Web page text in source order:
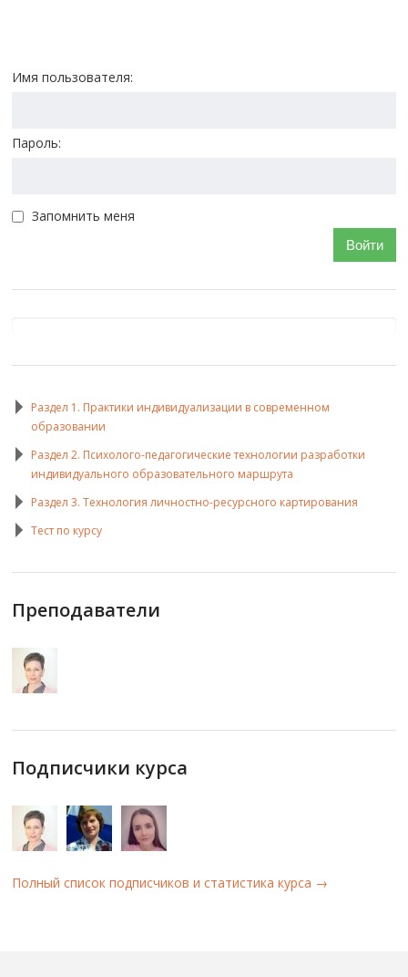
Имя пользователя:
Пароль:
Запомнить меня
Войти
Раздел 1. Практики индивидуализации в современном
образовании
Раздел 2. Психолого-педагогические технологии разработки
индивидуального образовательного маршрута
Раздел 3. Технология личностно-ресурсного картирования
Тест по курсу
Преподаватели
Подписчики курса
Полный список подписчиков и статистика курса →